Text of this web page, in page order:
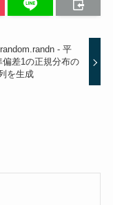
- 平
偏差1の正規分布の
を生成